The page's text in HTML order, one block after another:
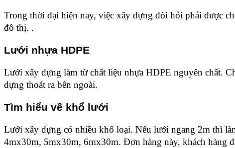
Trong thời đại hiện nay, việc xây dựng đòi hỏi phải được
đô thị. .
Lưới nhựa HDPE
Lưới xây dựng làm từ chất liệu nhựa HDPE nguyên chất.
dựng thoát ra bên ngoài.
Tìm hiểu về khổ lưới
Lưới xây dựng có nhiều khổ loại. Nếu lưới ngang 2m thì
4mx30m, 5mx30m, 6mx30m. Đơn hàng này, khách hàng